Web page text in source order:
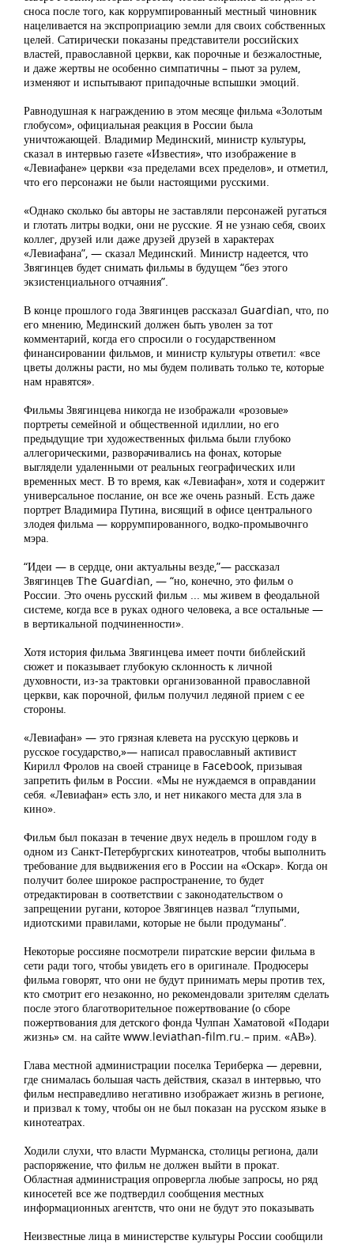
сноса после того, как коррумпированный местный чиновник
нацеливается на экспроприацию земли для своих собственных
целей. Сатирически показаны представители российских
властей, православной церкви, как порочные и безжалостные,
и даже жертвы не особенно симпатичны – пьют за рулем,
изменяют и испытывают припадочные вспышки эмоций.
Равнодушная к награждению в этом месяце фильма «Золотым
глобусом», официальная реакция в России была
уничтожающей. Владимир Мединский, министр культуры,
сказал в интервью газете «Известия», что изображение в
«Левиафане» церкви «за пределами всех пределов», и отметил,
что его персонажи не были настоящими русскими.
«Однако сколько бы авторы не заставляли персонажей ругаться
и глотать литры водки, они не русские. Я не узнаю себя, своих
коллег, друзей или даже друзей друзей в характерах
«Левиафана”, — сказал Мединский. Министр надеется, что
Звягинцев будет снимать фильмы в будущем “без этого
экзистенциального отчаяния”.
В конце прошлого года Звягинцев рассказал Guardian, что, по
его мнению, Мединский должен быть уволен за тот
комментарий, когда его спросили о государственном
финансировании фильмов, и министр культуры ответил: «все
цветы должны расти, но мы будем поливать только те, которые
нам нравятся».
Фильмы Звягинцева никогда не изображали «розовые»
портреты семейной и общественной идиллии, но его
предыдущие три художественных фильма были глубоко
аллегорическими, разворачивались на фонах, которые
выглядели удаленными от реальных географических или
временных мест. В то время, как «Левиафан», хотя и содержит
универсальное послание, он все же очень разный. Есть даже
портрет Владимира Путина, висящий в офисе центрального
злодея фильма — коррумпированного, водко-промывочнго
мэра.
“Идеи — в сердце, они актуальны везде,”— рассказал
Звягинцев Тhe Guardian, — “но, конечно, это фильм о
России. Это очень русский фильм ... мы живем в феодальной
системе, когда все в руках одного человека, а все остальные —
в вертикальной подчиненности».
Хотя история фильма Звягинцева имеет почти библейский
сюжет и показывает глубокую склонность к личной
духовности, из-за трактовки организованной православной
церкви, как порочной, фильм получил ледяной прием с ее
стороны.
«Левиафан» — это грязная клевета на русскую церковь и
русское государство,»— написал православный активист
Кирилл Фролов на своей странице в Facebook, призывая
запретить фильм в России. «Мы не нуждаемся в оправдании
себя. «Левиафан» есть зло, и нет никакого места для зла в
кино».
Фильм был показан в течение двух недель в прошлом году в
одном из Санкт-Петербургских кинотеатров, чтобы выполнить
требование для выдвижения его в России на «Оскар». Когда он
получит более широкое распространение, то будет
отредактирован в соответствии с законодательством о
запрещении ругани, которое Звягинцев назвал “глупыми,
идиотскими правилами, которые не были продуманы”.
Некоторые россияне посмотрели пиратские версии фильма в
сети ради того, чтобы увидеть его в оригинале. Продюсеры
фильма говорят, что они не будут принимать меры против тех,
кто смотрит его незаконно, но рекомендовали зрителям сделать
после этого благотворительное пожертвование (о сборе
пожертвования для детского фонда Чулпан Хаматовой «Подари
жизнь» см. на сайте www.leviathan-film.ru.– прим. «АВ»).
Глава местной администрации поселка Териберка — деревни,
где снималась большая часть действия, сказал в интервью, что
фильм несправедливо негативно изображает жизнь в регионе,
и призвал к тому, чтобы он не был показан на русском языке в
кинотеатрах.
Ходили слухи, что власти Мурманска, столицы региона, дали
распоряжение, что фильм не должен выйти в прокат.
Областная администрация опровергла любые запросы, но ряд
киносетей все же подтвердил сообщения местных
информационных агентств, что они не будут это показывать
Неизвестные лица в министерстве культуры России сообщили